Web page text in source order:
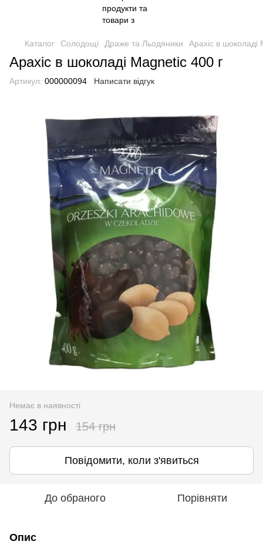
Каталог Солодощі Драже та Льодяники Арахіс в шоколаді
Арахіс в шоколаді Magnetic 400 г
Артикул: 000000094 Написати відгук
Немає в наявності
143 грн 154 грн
Повідомити, коли з'явиться
До обраного Порівняти
Опис